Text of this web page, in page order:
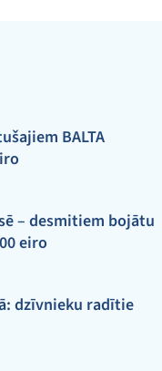
BALTA
– desmitiem bojātu
eiro
dzīvnieku radītie